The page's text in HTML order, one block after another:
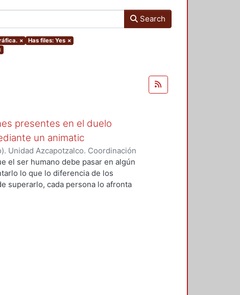
Search
× Has files: Yes ×
presentes en el duelo
un animatic
Unidad Azcapotzalco. Coordinación
Diana
el ser humano debe pasar en algún
lo que lo diferencia de los
superarlo, cada persona lo afronta